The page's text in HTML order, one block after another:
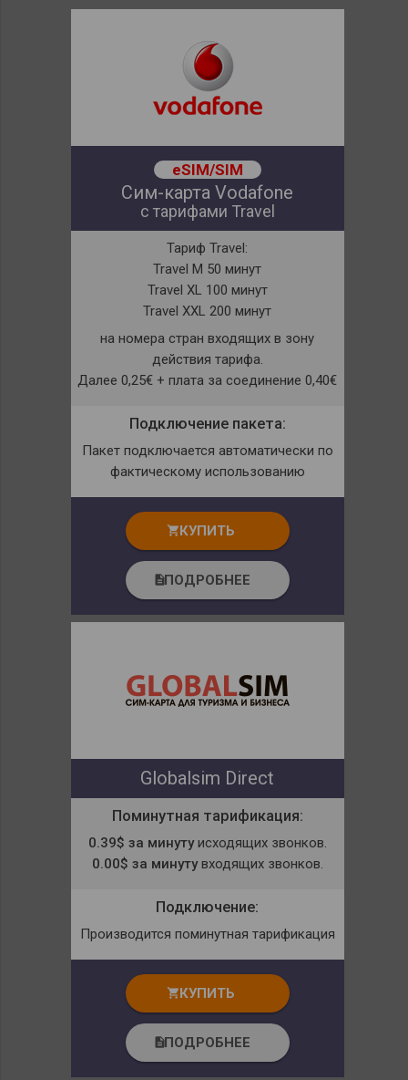
eSIM/SIM
Сим-карта Vodafone
с тарифами Travel
Тариф Travel:
Travel M 50 минут
Travel XL 100 минут
Travel XXL 200 минут
на номера стран входящих в зону
действия тарифа.
Далее 0,25€ + плата за соединение 0,40€
Подключение пакета:
Пакет подключается автоматически по
фактическому использованию
shopping_cart КУПИТЬ
descriptionПОДРОБНЕЕ
Globalsim Direct
Поминутная тарификация:
0.39$ за минутуисходящих звонков.
0.00$ за минутувходящих звонков.
Подключение:
Производится поминутная тарификация
shopping_cart КУПИТЬ
descriptionПОДРОБНЕЕ